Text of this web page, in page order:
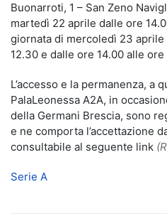
Buonarroti, 1 – San Zeno
martedì 22 aprile dalle ore
giornata di mercoledì 23
12.30 e dalle ore 14.00 alle ore
L’accesso e la permanenza, a
PalaLeonessa A2A, in
della Germani Brescia, sono
e ne comporta l’accettazione
consultabile al seguente link
Serie A